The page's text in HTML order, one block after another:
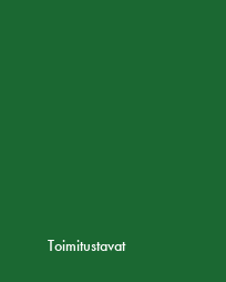
Toimitustavat